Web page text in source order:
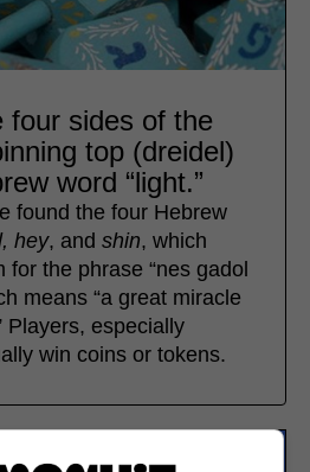
four sides of the
top (dreidel)
word “light.”
found the four Hebrew
hey, and shin, which
the phrase “nes gadol
means “a great miracle
Players, especially
win coins or tokens.